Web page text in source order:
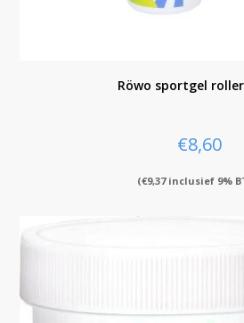
Röwo sportgel
€8,60
(€9,37inclusief 9%